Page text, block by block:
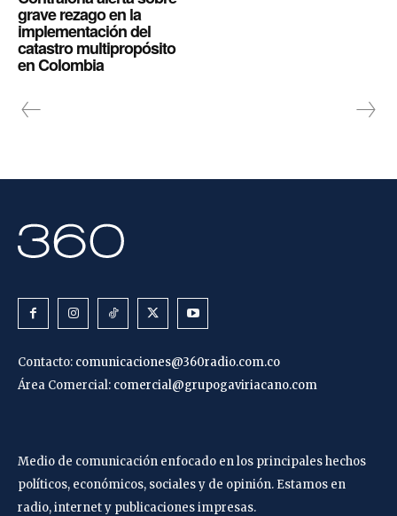
grave rezago en la
implementación del
catastro multipropósito
en Colombia
Contacto: comunicaciones@360radio.com.co
Área Comercial: comercial@grupogaviriacano.com
Medio de comunicación enfocado en los principales hechos
políticos, económicos, sociales y de opinión. Estamos en
radio, internet y publicaciones impresas.